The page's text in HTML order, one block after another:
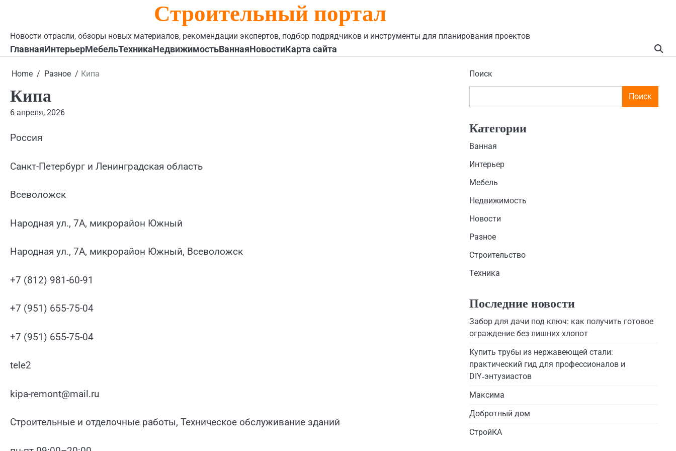
Строительный портал
Новости отрасли, обзоры новых материалов, рекомендации экспертов, подбор подрядчиков и инструменты для планирования проектов
ГлавнаяИнтерьерМебельТехникаНедвижимостьВаннаяНовостиКарта сайта
Home Разное Кипа
Кипа
6 апреля, 2026
Россия
Санкт-Петербург и Ленинградская область
Всеволожск
Народная ул., 7А, микрорайон Южный
Народная ул., 7А, микрорайон Южный, Всеволожск
+7 (812) 981-60-91
+7 (951) 655-75-04
+7 (951) 655-75-04
tele2
kipa-remont@mail.ru
Строительные и отделочные работы, Техническое обслуживание зданий
Поиск
Поиск
Категории
Ванная
Интерьер
Мебель
Недвижимость
Новости
Разное
Строительство
Техника
Последние новости
Забор для дачи под ключ: как получить готовое
ограждение без лишних хлопот
Купить трубы из нержавеющей стали:
практический гид для профессионалов и
DIY‑энтузиастов
Максима
Добротный дом
СтройКА